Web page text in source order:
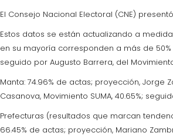
El Consejo Nacional Electoral (CNE)
Estos datos se están actualizando a
en su mayoría corresponden a más de
seguido por Augusto Barrera, del
Manta: 74.96% de actas; proyección, Jorge
Casanova, Movimiento SUMA, 40.65%;
Prefecturas (resultados que marcan
66.45% de actas; proyección, Mariano